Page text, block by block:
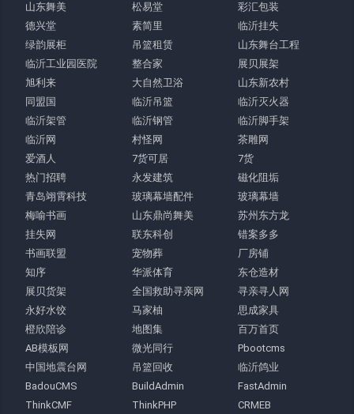
山东舞美
松易堂
彩汇包装
德兴堂
素简里
临沂挂失
绿韵展柜
吊篮租赁
山东舞台工程
临沂工业园医院
整合家
展贝展架
旭利来
大自然卫浴
山东新农村
同盟国
临沂吊篮
临沂灭火器
临沂架管
临沂钢管
临沂脚手架
临沂网
村怪网
茶雕网
爱酒人
7货可居
7货
热门招聘
永发建筑
磁化阻垢
青岛翊霄科技
玻璃幕墙配件
玻璃幕墙
梅喻书画
山东鼎尚舞美
苏州东方龙
挂失网
联东科创
错案多多
书画联盟
宠物葬
厂房铺
知序
华派体育
东仓造材
展贝货架
全国救助寻亲网
寻亲寻人网
永好水饺
马家柚
思成家具
橙欣陪诊
地图集
百万首页
AB模板网
微光同行
Pbootcms
中国地震台网
吊篮回收
临沂鸽业
BadouCMS
BuildAdmin
FastAdmin
ThinkCMF
ThinkPHP
CRMEB